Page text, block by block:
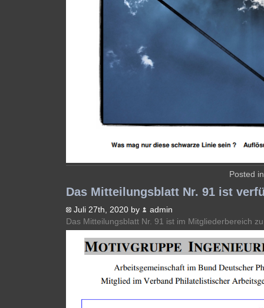
Posted
Das Mitteilungsblatt Nr. 91 ist
Juli 27th, 2020 by
admin
Das Mitteilungsblatt Nr. 91 ist im Mitgliederbereich